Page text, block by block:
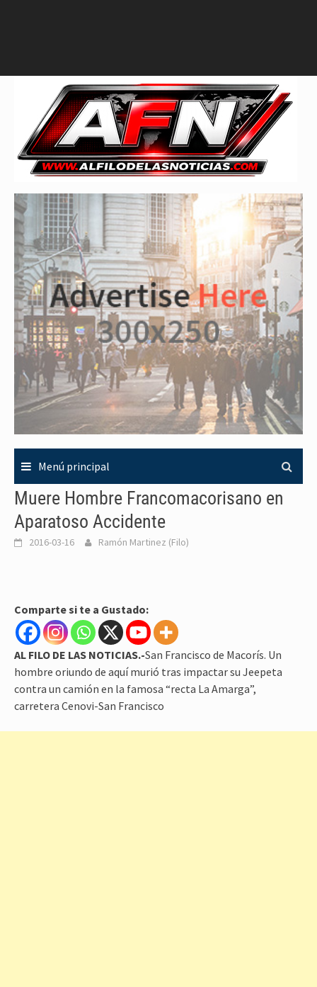
Menú principal
Muere Hombre Francomacorisano en
Aparatoso Accidente
2016-03-16 Ramón Martinez (Filo)
Comparte si te a Gustado:
AL FILO DE LAS NOTICIAS.-San Francisco de Macorís. Un
hombre oriundo de aquí murió tras impactar su Jeepeta
contra un camión en la famosa “recta La Amarga”,
carretera Cenovi-San Francisco